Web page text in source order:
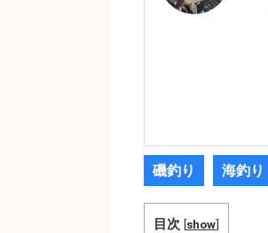
磯釣り 海釣り
目次 [show]